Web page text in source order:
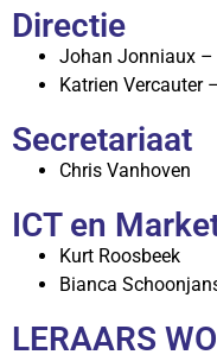
Directie
Johan Jonniaux –
Katrien Vercauter
Secretariaat
Chris Vanhoven
ICT en
Kurt Roosbeek
Bianca
LERAARS